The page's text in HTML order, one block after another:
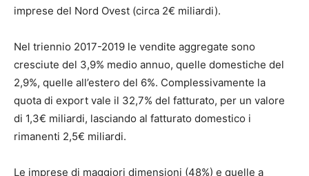
imprese del Nord Ovest (circa 2€ miliardi).
Nel triennio 2017-2019 le vendite aggregate sono
cresciute del 3,9% medio annuo, quelle domestiche del
2,9%, quelle all’estero del 6%. Complessivamente la
quota di export vale il 32,7% del fatturato, per un valore
di 1,3€ miliardi, lasciando al fatturato domestico i
rimanenti 2,5€ miliardi.
Le imprese di maggiori dimensioni (48%) e quelle a